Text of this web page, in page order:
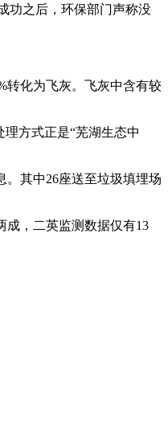
功之后，环保部门声称没
转化为飞灰。飞灰中含有较
方式正是“芜湖生态中
。其中26座送至垃圾填埋场
，二英监测数据仅有13